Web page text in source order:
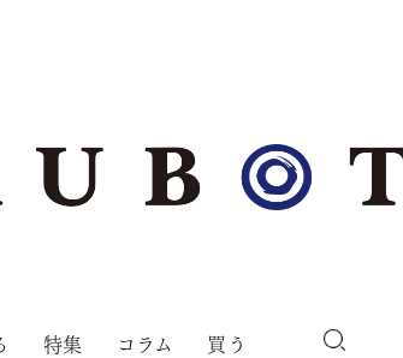
特集 コラム 買う